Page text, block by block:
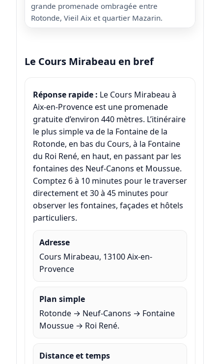
grande promenade ombragée entre
Rotonde, Vieil Aix et quartier Mazarin.
Le Cours Mirabeau en bref
Réponse rapide : Le Cours Mirabeau à
Aix-en-Provence est une promenade
gratuite d’environ 440 mètres. L’itinéraire
le plus simple va de la Fontaine de la
Rotonde, en bas du Cours, à la Fontaine
du Roi René, en haut, en passant par les
fontaines des Neuf-Canons et Moussue.
Comptez 6 à 10 minutes pour le traverser
directement et 30 à 45 minutes pour
observer les fontaines, façades et hôtels
particuliers.
Adresse
Cours Mirabeau, 13100 Aix-en-
Provence
Plan simple
Rotonde → Neuf-Canons → Fontaine
Moussue → Roi René.
Distance et temps